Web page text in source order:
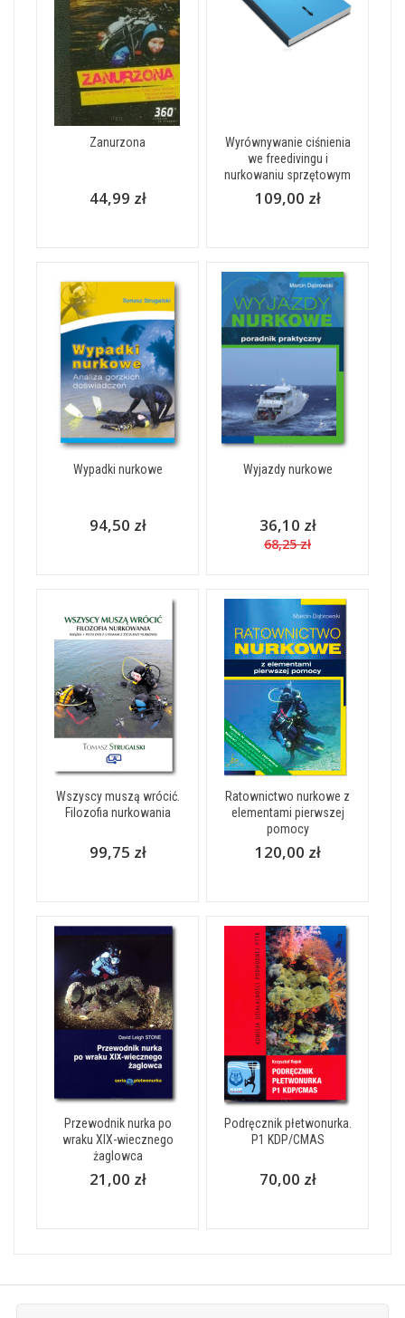
Zanurzona
44,99 zł
Wyrównywanie ciśnienia
we freedivingu i
nurkowaniu sprzętowym
109,00 zł
Wypadki nurkowe
94,50 zł
Wyjazdy nurkowe
36,10 zł
68,25 zł
Wszyscy muszą wrócić.
Filozofia nurkowania
99,75 zł
Ratownictwo nurkowe z
elementami pierwszej
pomocy
120,00 zł
Przewodnik nurka po
wraku XIX-wiecznego
żaglowca
21,00 zł
Podręcznik płetwonurka.
P1 KDP/CMAS
70,00 zł